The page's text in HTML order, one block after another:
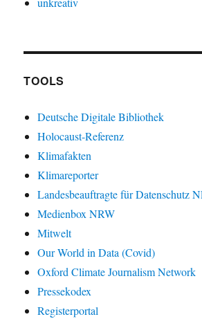
TOOLS
Deutsche Digitale Bibliothek
Holocaust-Referenz
Klimafakten
Klimareporter
Landesbeauftragte für Datenschutz
Medienbox NRW
Mitwelt
Our World in Data (Covid)
Oxford Climate Journalism Network
Pressekodex
Registerportal